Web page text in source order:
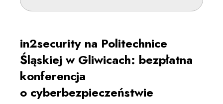
in2security na Politechnice
Śląskiej w Gliwicach: bezpłatna
konferencja
o cyberbezpieczeństwie